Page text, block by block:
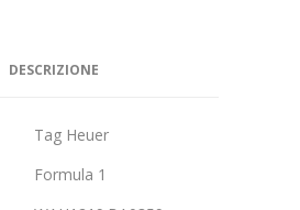
DESCRIZIONE
Tag Heuer
Formula 1